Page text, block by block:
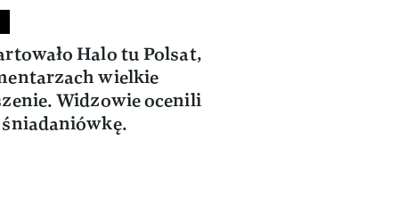
Halo tu Polsat,
wielkie
Widzowie ocenili